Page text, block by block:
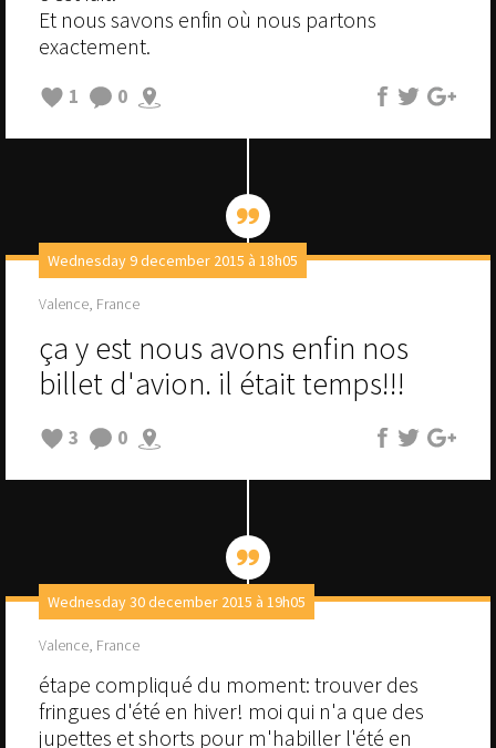
Et nous savons enfin où nous partons
exactement.
1 0
Wednesday 9 december 2015 à 18h05
Valence, France
ça y est nous avons enfin nos
billet d'avion. il était temps!!!
3 0
Wednesday 30 december 2015 à 19h05
Valence, France
étape compliqué du moment: trouver des
fringues d'été en hiver! moi qui n'a que des
jupettes et shorts pour m'habiller l'été en